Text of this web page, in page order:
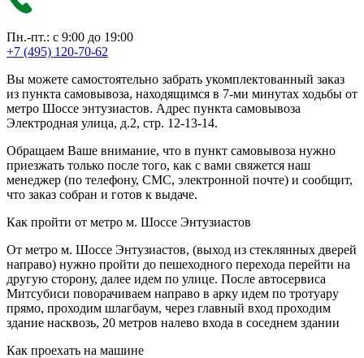
Пн.-пт.: с 9:00 до 19:00
+7 (495) 120-70-62
Вы можете самостоятельно забрать укомплектованный заказ
из пункта самовывоза, находящимся в 7-ми минутах ходьбы от
метро Шоссе энтузиастов. Адрес пункта самовывоза
Электродная улица, д.2, стр. 12-13-14.
Обращаем Ваше внимание, что в пункт самовывоза нужно
приезжать только после того, как с вами свяжется наш
менеджер (по телефону, СМС, электронной почте) и сообщит,
что заказ собран и готов к выдаче.
Как пройти от метро м. Шоссе Энтузиастов
От метро м. Шоссе Энтузиастов, (выход из стеклянных дверей
направо) нужно пройти до пешеходного перехода перейти на
другую сторону, далее идем по улице. После автосервиса
Митсубиси поворачиваем направо в арку идем по тротуару
прямо, проходим шлагбаум, через главный вход проходим
здание насквозь, 20 метров налево входа в соседнем здании
Как проехать на машине